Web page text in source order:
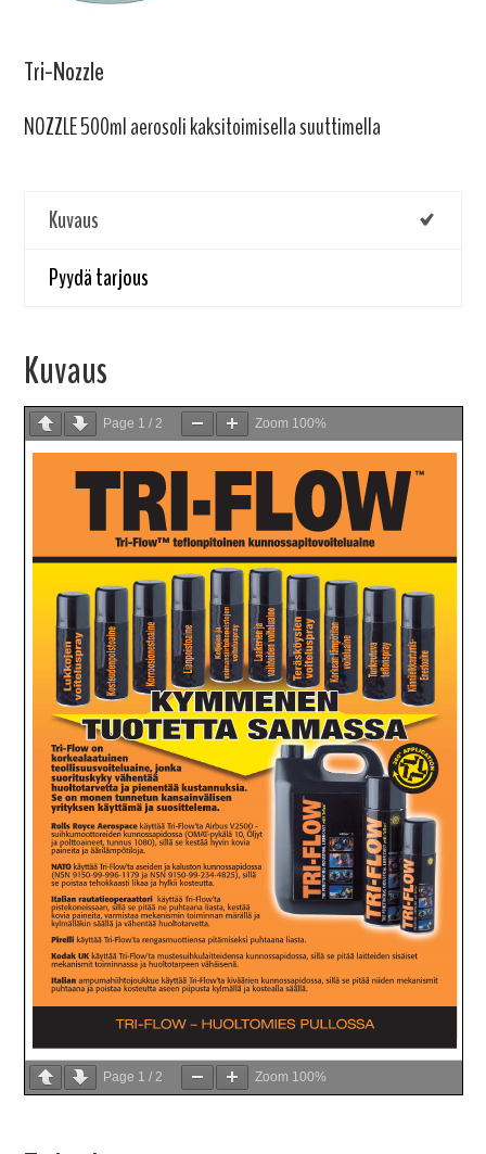
Tri-Nozzle
NOZZLE 500ml aerosoli kaksitoimisella suuttimella
Kuvaus
Pyydä tarjous
Kuvaus
Page 1 /2 Zoom 100%
Page 1 / 2 Zoom 100%